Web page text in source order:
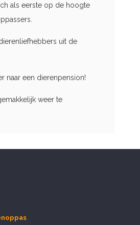
als eerste op de hoogte
uit de
naar een dierenpension!
weer te